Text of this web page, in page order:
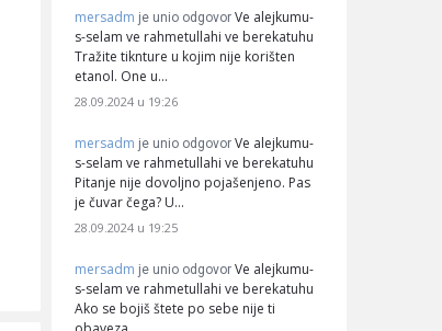
mersadm je unio odgovor Ve alejkumu-
s-selam ve rahmetullahi ve berekatuhu
Tražite tiknture u kojim nije korišten
etanol. One u…
28.09.2024 u 19:26
mersadm je unio odgovor Ve alejkumu-
s-selam ve rahmetullahi ve berekatuhu
Pitanje nije dovoljno pojašenjeno. Pas
je čuvar čega? U…
28.09.2024 u 19:25
mersadm je unio odgovor Ve alejkumu-
s-selam ve rahmetullahi ve berekatuhu
Ako se bojiš štete po sebe nije ti